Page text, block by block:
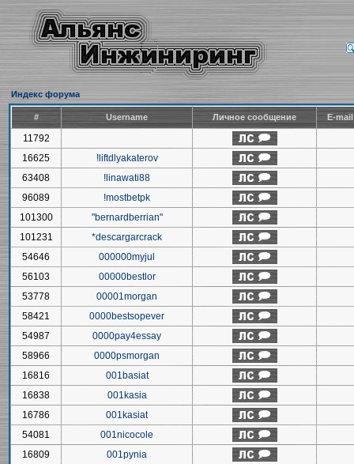
Индекс форума
# Username Личное сообщение E-
11792
16625
!liftdlyakaterov
63408
!linawati88
96089
!mostbetpk
101300
"bernardberrian"
101231
*descargarcrack
54646
000000myjul
56103
00000bestlor
53778
00001morgan
58421
0000bestsopever
54987
0000pay4essay
58966
0000psmorgan
16816
001basiat
16838
001kasia
16786
001kasiat
54081
001nicocole
16809
001pynia